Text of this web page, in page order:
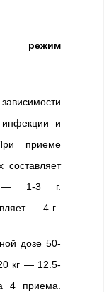
режим
инфекции и
При приеме
составляет
— 1-3 г.
— 4 г.
дозе 50-
кг — 12.5-
4 приема.